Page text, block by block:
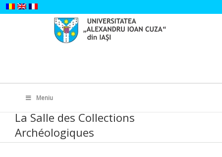
Skip
to
for:
Meniu
La Salle des Collections
Archéologiques